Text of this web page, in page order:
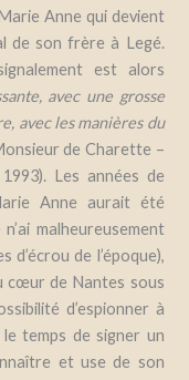
Anne qui devient
de son frère à Legé.
est alors
avec une grosse
avec les manières du
de Charette –
Les années de
Anne aurait été
malheureusement
de l’époque),
cœur de Nantes sous
d’espionner à
temps de signer un
et use de son